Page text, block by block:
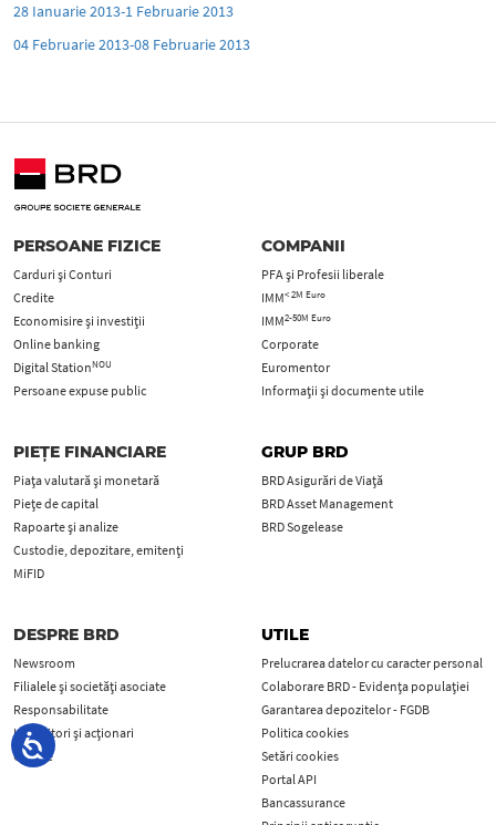
28 Ianuarie 2013-1 Februarie 2013
04 Februarie 2013-08 Februarie 2013
PERSOANE FIZICE
Carduri şi Conturi
Credite
Economisire și investiții
Online banking
Digital StationNOU
Persoane expuse public
COMPANII
PFA şi Profesii liberale
IMM< 2M Euro
IMM2-50M Euro
Corporate
Euromentor
Informații și documente utile
PIEȚE FINANCIARE
Piața valutară și monetară
Piețe de capital
Rapoarte și analize
Custodie, depozitare, emitenți
MiFID
GRUP BRD
BRD Asigurări de Viață
BRD Asset Management
BRD Sogelease
DESPRE BRD
Newsroom
Filialele și societăți asociate
Responsabilitate
Investitori și acționari
Cariere
UTILE
Prelucrarea datelor cu caracter personal
Colaborare BRD - Evidența populației
Garantarea depozitelor - FGDB
Politica cookies
Setări cookies
Portal API
Bancassurance